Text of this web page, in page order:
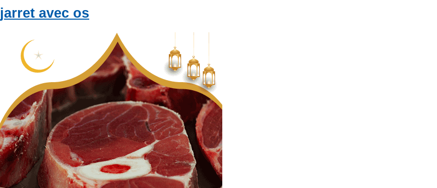
jarret avec os